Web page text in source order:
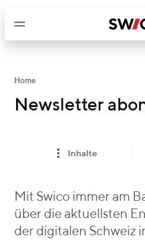
Home
Newsletter
Inhalte
Mit Swico immer am
über die aktuellsten
der digitalen Schweiz